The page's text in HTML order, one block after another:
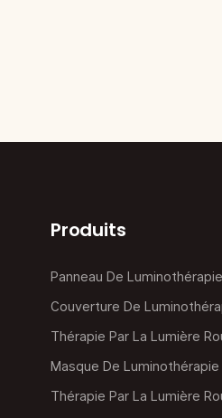
Produits
Panneau De
Couverture De
Thérapie Par La Lumière
Masque De Luminothérapie
Thérapie Par La Lumière